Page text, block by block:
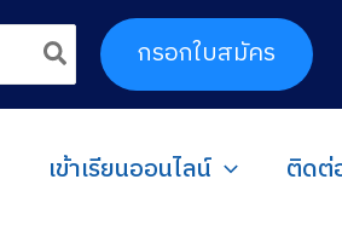
กรอกใบสมัคร
เข้าเรียนออนไลน์ ติดต่